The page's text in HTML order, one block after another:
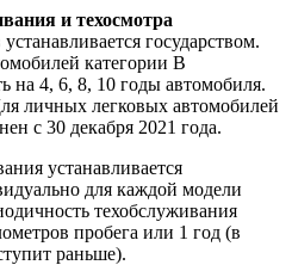
и техосмотра
государством.
категории B
на 4, 6, 8, 10 годы автомобиля.
личных легковых автомобилей
с 30 декабря 2021 года.
устанавливается
для каждой модели
техобслуживания
пробега или 1 год (в
раньше).